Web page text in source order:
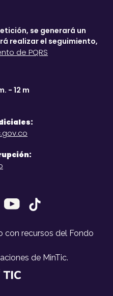
se generará un
realizar el seguimiento,
de PQRS
- 12 m
con recursos del Fondo
de MinTic.